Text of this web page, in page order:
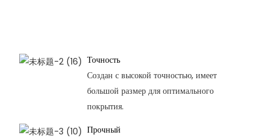
Точность
Создан с высокой точностью, имеет
большой размер для оптимального
покрытия.
Прочный